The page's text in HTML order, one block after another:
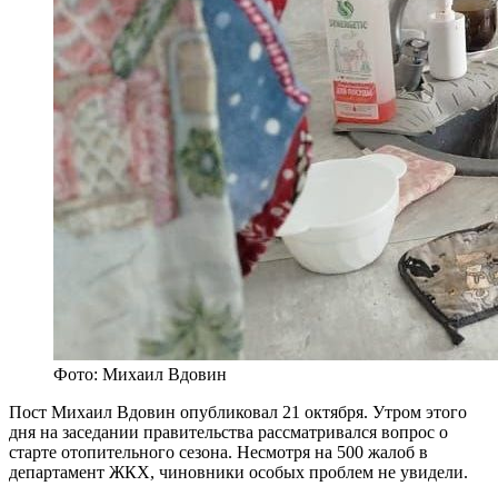
Фото: Михаил Вдовин
Пост Михаил Вдовин опубликовал 21 октября. Утром этого
дня на заседании правительства рассматривался вопрос о
старте отопительного сезона. Несмотря на 500 жалоб в
департамент ЖКХ, чиновники особых проблем не увидели.